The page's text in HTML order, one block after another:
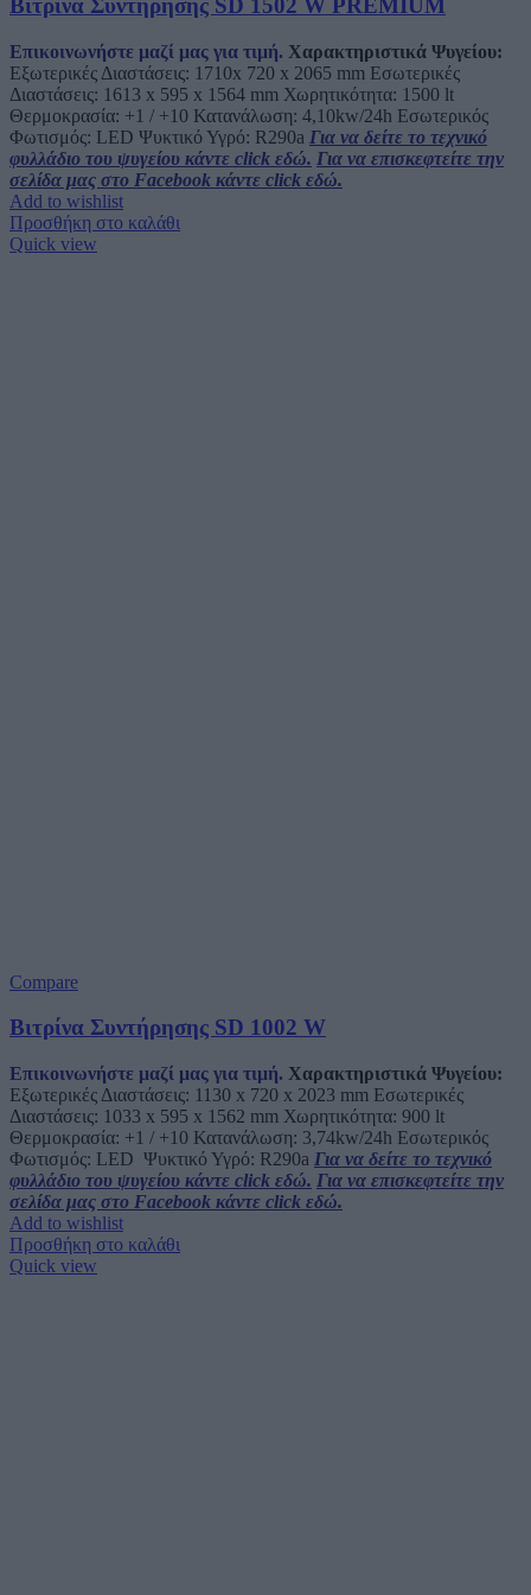
Βιτρίνα Συντήρησης SD 1502 W PREMIUM
Επικοινωνήστε μαζί μας για τιμή. Χαρακτηριστικά Ψυγείου:
Εξωτερικές Διαστάσεις: 1710x 720 x 2065 mm Εσωτερικές
Διαστάσεις: 1613 x 595 x 1564 mm Χωρητικότητα: 1500 lt
Θερμοκρασία: +1 / +10 Κατανάλωση: 4,10kw/24h Εσωτερικός
Φωτισμός: LED Ψυκτικό Υγρό: R290a Για να δείτε το τεχνικό
φυλλάδιο του ψυγείου κάντε click εδώ. Για να επισκεφτείτε την
σελίδα μας στο Facebook κάντε click εδώ.
Add to wishlist
Προσθήκη στο καλάθι
Quick view
Compare
Βιτρίνα Συντήρησης SD 1002 W
Επικοινωνήστε μαζί μας για τιμή. Χαρακτηριστικά Ψυγείου:
Εξωτερικές Διαστάσεις: 1130 x 720 x 2023 mm Εσωτερικές
Διαστάσεις: 1033 x 595 x 1562 mm Χωρητικότητα: 900 lt
Θερμοκρασία: +1 / +10 Κατανάλωση: 3,74kw/24h Εσωτερικός
Φωτισμός: LED Ψυκτικό Υγρό: R290a Για να δείτε το τεχνικό
φυλλάδιο του ψυγείου κάντε click εδώ. Για να επισκεφτείτε την
σελίδα μας στο Facebook κάντε click εδώ.
Add to wishlist
Προσθήκη στο καλάθι
Quick view